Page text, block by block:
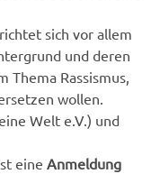
sich vor allem
und deren
Thema Rassismus,
wollen.
Welt e.V.) und
eine Anmeldung